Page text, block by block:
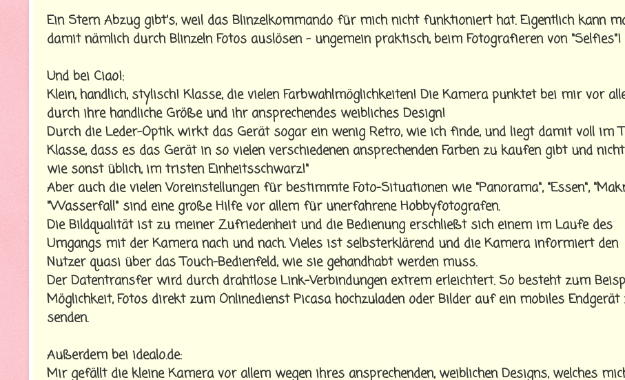
Ein Stern Abzug gibt's, weil das Blinzelkommando für mich nicht funktioniert hat. Eigentlich kann
damit nämlich durch Blinzeln Fotos auslösen - ungemein praktisch, beim Fotografieren von "Selfies"!
Und bei Ciao!:
Klein, handlich, stylisch! Klasse, die vielen Farbwahlmöglichkeiten! Die Kamera punktet bei mir vor
durch ihre handliche Größe und ihr ansprechendes weibliches Design!
Durch die Leder-Optik wirkt das Gerät sogar ein wenig Retro, wie ich finde, und liegt damit voll im
Klasse, dass es das Gerät in so vielen verschiedenen ansprechenden Farben zu kaufen gibt und
wie sonst üblich, im tristen Einheitsschwarz!"
Aber auch die vielen Voreinstellungen für bestimmte Foto-Situationen wie "Panorama", "Essen",
"Wasserfall" sind eine große Hilfe vor allem für unerfahrene Hobbyfotografen.
Die Bildqualität ist zu meiner Zufriedenheit und die Bedienung erschließt sich einem im Laufe des
Umgangs mit der Kamera nach und nach. Vieles ist selbsterklärend und die Kamera informiert den
Nutzer quasi über das Touch-Bedienfeld, wie sie gehandhabt werden muss.
Der Datentransfer wird durch drahtlose Link-Verbindungen extrem erleichtert. So besteht zum
Möglichkeit, Fotos direkt zum Onlinedienst Picasa hochzuladen oder Bilder auf ein mobiles Endgerät
senden.
Außerdem bei idealo.de:
Mir gefällt die kleine Kamera vor allem wegen ihres ansprechenden, weiblichen Designs, welches